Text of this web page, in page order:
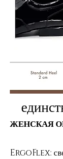
ЖЕНСКАЯ
ErgoFlex: